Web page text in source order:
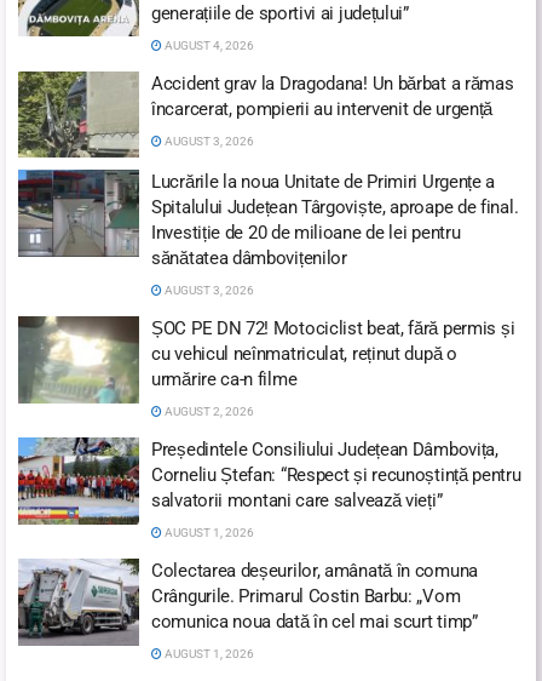
generațiile de sportivi ai județului”
AUGUST 4, 2026
Accident grav la Dragodana! Un bărbat a rămas
încarcerat, pompierii au intervenit de urgență
AUGUST 3, 2026
Lucrările la noua Unitate de Primiri Urgențe a
Spitalului Județean Târgoviște, aproape de final.
Investiție de 20 de milioane de lei pentru
sănătatea dâmbovițenilor
AUGUST 3, 2026
ȘOC PE DN 72! Motociclist beat, fără permis și
cu vehicul neînmatriculat, reținut după o
urmărire ca-n filme
AUGUST 2, 2026
Președintele Consiliului Județean Dâmbovița,
Corneliu Ștefan: “Respect și recunoștință pentru
salvatorii montani care salvează vieți”
AUGUST 1, 2026
Colectarea deșeurilor, amânată în comuna
Crângurile. Primarul Costin Barbu: „Vom
comunica noua dată în cel mai scurt timp”
AUGUST 1, 2026